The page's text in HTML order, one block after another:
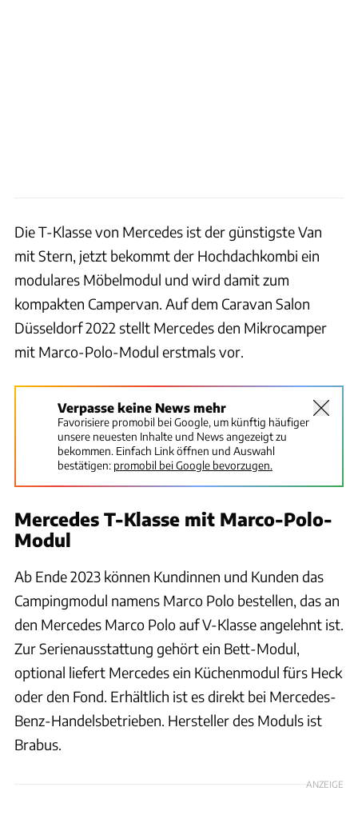
Die T-Klasse von Mercedes ist der günstigste Van
mit Stern, jetzt bekommt der Hochdachkombi ein
modulares Möbelmodul und wird damit zum
kompakten Campervan. Auf dem Caravan Salon
Düsseldorf 2022 stellt Mercedes den Mikrocamper
mit Marco-Polo-Modul erstmals vor.
Verpasse keine News mehr
Favorisiere promobil bei Google, um künftig häufiger
unsere neuesten Inhalte und News angezeigt zu
bekommen. Einfach Link öffnen und Auswahl
bestätigen: promobil bei Google bevorzugen.
Mercedes T-Klasse mit Marco-Polo-
Modul
Ab Ende 2023 können Kundinnen und Kunden das
Campingmodul namens Marco Polo bestellen, das an
den Mercedes Marco Polo auf V-Klasse angelehnt ist.
Zur Serienausstattung gehört ein Bett-Modul,
optional liefert Mercedes ein Küchenmodul fürs Heck
oder den Fond. Erhältlich ist es direkt bei Mercedes-
Benz-Handelsbetrieben. Hersteller des Moduls ist
Brabus.
ANZEIGE